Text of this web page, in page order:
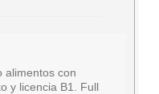
alimentos con
y licencia B1. Full